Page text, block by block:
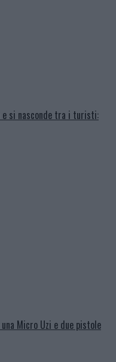
e si nasconde tra i turisti:
Micro Uzi e due pistole